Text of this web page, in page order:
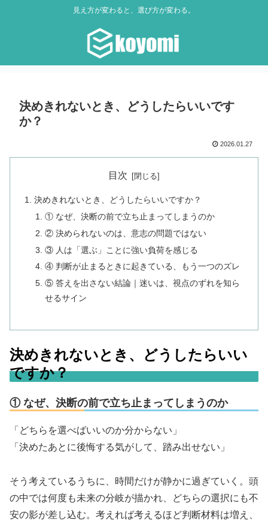
見え方が変わると、選び方が変わる。
決めきれないとき、どうしたらいいです
か？
2026.01.27
目次
決めきれないとき、どうしたらいいですか？
① なぜ、決断の前で立ち止まってしまうのか
② 決められないのは、意志の問題ではない
③ 人は「選ぶ」ことに強い負荷を感じる
④ 判断が止まるときに起きている、もう一つのズレ
⑤ 答えを出さない結論｜迷いは、視点のずれを知ら
せるサイン
決めきれないとき、どうしたらいい
ですか？
① なぜ、決断の前で立ち止まってしまうのか
「どちらを選べばいいのか分からない」
「決めたあとに後悔する気がして、踏み出せない」
そう考えているうちに、時間だけが静かに過ぎていく。頭
の中では何度も未来の分岐が描かれ、どちらの選択にも不
安の影が差し込む。考えれば考えるほど判断材料は増え、